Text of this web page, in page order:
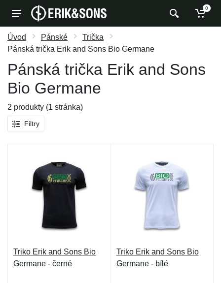
0
Úvod Pánské
Trička
Pánská trička Erik and Sons Bio Germane
Pánská trička Erik and Sons
Bio Germane
2 produkty (1 stránka)
Filtry
Triko Erik and Sons Bio
Germane - černé
Triko Erik and Sons Bio
Germane - bílé